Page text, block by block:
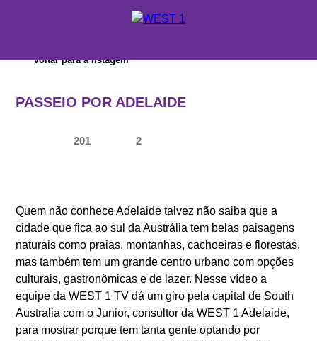
SUPORTE WEST 1
PROMOÇÕES
CONSULTORES EDUCACIONAIS
SOBRE A WEST 1
Voltar para a listagem
PASSEIO POR ADELAIDE
201 2
Quem não conhece Adelaide talvez não saiba que a
cidade que fica ao sul da Austrália tem belas paisagens
naturais como praias, montanhas, cachoeiras e florestas,
mas também tem um grande centro urbano com opções
culturais, gastronômicas e de lazer. Nesse vídeo a
equipe da WEST 1 TV dá um giro pela capital de South
Australia com o Junior, consultor da WEST 1 Adelaide,
para mostrar porque tem tanta gente optando por